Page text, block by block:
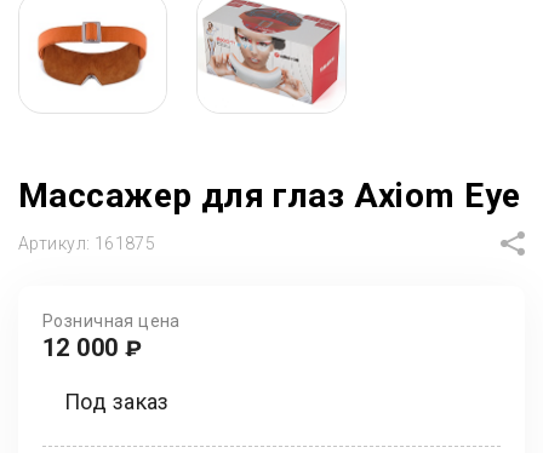
Массажер для глаз Axiom Eye
Артикул: 161875
Розничная цена
12 000 ₽
Под заказ